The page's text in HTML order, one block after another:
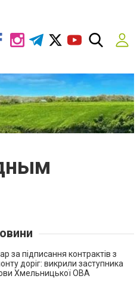
за підписання контрактів з
доріг: викрили заступника
Хмельницької ОВА